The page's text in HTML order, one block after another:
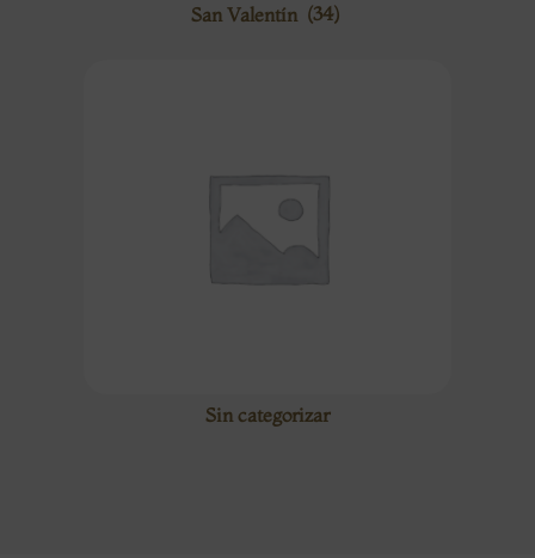
San Valentín (34)
Sin categorizar